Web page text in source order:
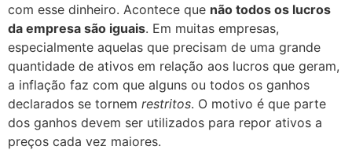
com esse dinheiro. Acontece que não todos os lucros
da empresa são iguais. Em muitas empresas,
especialmente aquelas que precisam de uma grande
quantidade de ativos em relação aos lucros que geram,
a inflação faz com que alguns ou todos os ganhos
declarados se tornem restritos. O motivo é que parte
dos ganhos devem ser utilizados para repor ativos a
preços cada vez maiores.